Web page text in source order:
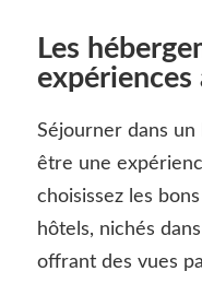
Les
Séjourner dans
être une
choisissez les
hôtels, nichés
offrant des vues